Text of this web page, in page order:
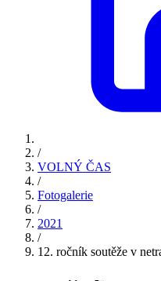
/
VOLNÝ ČAS
/
Fotogalerie
/
2021
/
12. ročník soutěže v